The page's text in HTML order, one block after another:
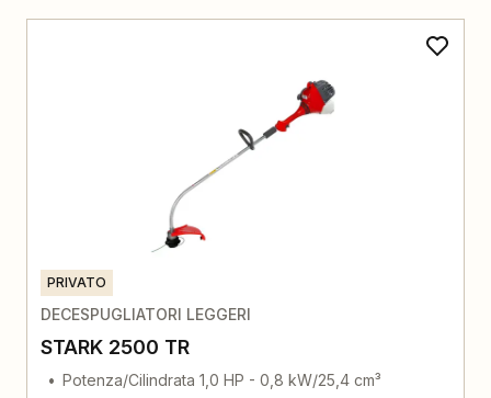
PRIVATO
DECESPUGLIATORI LEGGERI
STARK 2500 TR
Potenza/Cilindrata 1,0 HP - 0,8 kW/25,4 cm³